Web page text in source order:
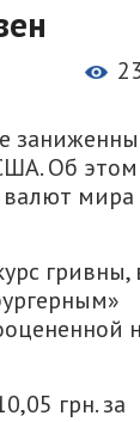
Об этом
валют мира
гривны,
грн. за